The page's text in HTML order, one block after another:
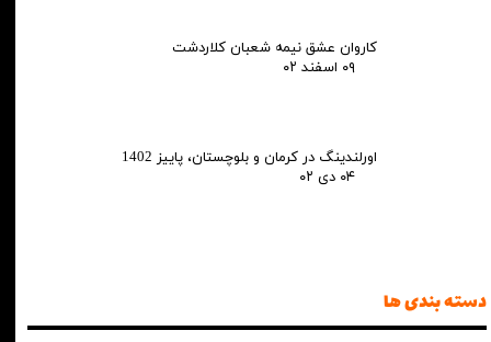
کاروان عشق نیمه شعبان کلاردشت
۰۹ اسفند ۰۲
اورلندینگ در کرمان و بلوچستان، پاییز 1402
۰۴ دی ۰۲
دسته بندی ها